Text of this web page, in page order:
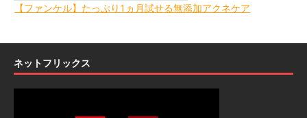
【ファンケル】たっぷり1ヵ月試せる無添加アクネケア
ネットフリックス